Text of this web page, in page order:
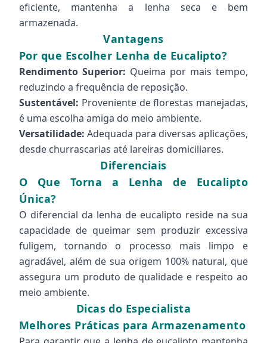
eficiente, mantenha a lenha seca e bem
armazenada.
Vantagens
Por que Escolher Lenha de Eucalipto?
Rendimento Superior: Queima por mais tempo,
reduzindo a frequência de reposição.
Sustentável: Proveniente de florestas manejadas,
é uma escolha amiga do meio ambiente.
Versatilidade: Adequada para diversas aplicações,
desde churrascarias até lareiras domiciliares.
Diferenciais
O Que Torna a Lenha de Eucalipto
Única?
O diferencial da lenha de eucalipto reside na sua
capacidade de queimar sem produzir excessiva
fuligem, tornando o processo mais limpo e
agradável, além de sua origem 100% natural, que
assegura um produto de qualidade e respeito ao
meio ambiente.
Dicas do Especialista
Melhores Práticas para Armazenamento